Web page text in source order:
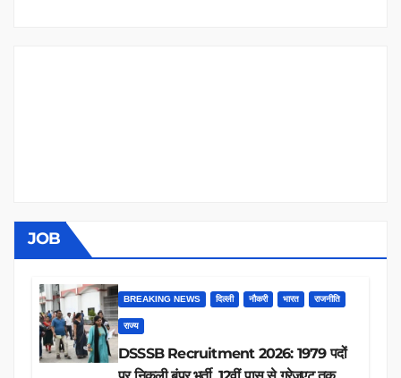
JOB
BREAKING NEWS दिल्ली नौकरी भारत राजनीति
राज्य
DSSSB Recruitment 2026: 1979 पदों